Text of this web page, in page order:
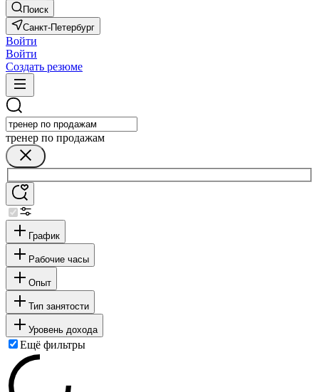
Поиск
Санкт-Петербург
Войти
Войти
Создать резюме
тренер по продажам
График
Рабочие часы
Опыт
Тип занятости
Уровень дохода
Ещё фильтры